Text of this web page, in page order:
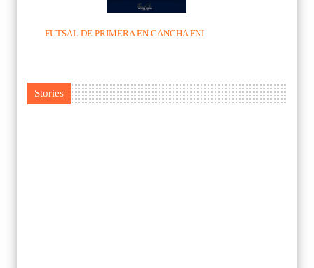
FUTSAL DE PRIMERA EN CANCHA FNI
Stories